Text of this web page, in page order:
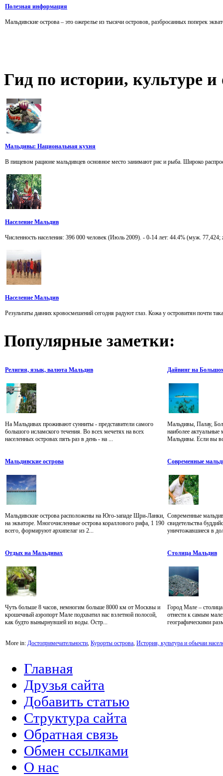
Полезная информация
Мальдивские острова – это ожерелье из тысячи островов, разбросанных поперек
Гид по истории, культуре
Мальдивы: Национальная кухня
В пищевом рационе мальдивцев основное место занимают рис и рыба. Широко
Население Мальдив
Численность населения: 396 000 человек (Июль 2009). - 0-14 лет: 44.4% (муж. 77,424;
Население Мальдив
Результаты давних кровосмешений сегодня радуют глаз. Кожа у островитян
Популярные заметки:
Религия, язык, валюта Мальдив
На Мальдивах проживают сунниты - представители самого
большого исламского течения. Во всех мечетях на всех
населенных островах пять раз в день - на ...
Дайвинг на
Мальдивы, Палау,
наиболее актуальные
Мальдивы. Если вы
Мальдивские острова
Мальдивские острова расположены на Юго-западе Шри-Ланки,
на экваторе. Многочисленные острова кораллового рифа, 1 190
всего, формируют архипелаг из 2...
Современные
Современные
свидетельства
уничтожавшиеся в
Отдых на Мальдивах
Чуть больше 8 часов, немногим больше 8000 км от Москвы и
крошечный аэропорт Мале подхватил нас взлетной полосой,
как будто вынырнувшей из воды. Остр...
Столица Мальдив
Город Мале –
отнести к самым
географическими
More in: Достопримечательности, Курорты острова, История, культура и обычаи
Главная
Друзья сайта
Добавить статью
Структура сайта
Обратная связь
Обмен ссылками
О нас